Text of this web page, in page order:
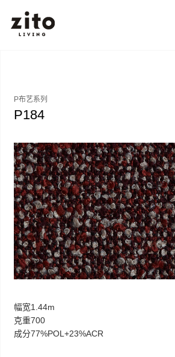
P布艺系列
P184
幅宽1.44m
克重700
成分77%POL+23%ACR